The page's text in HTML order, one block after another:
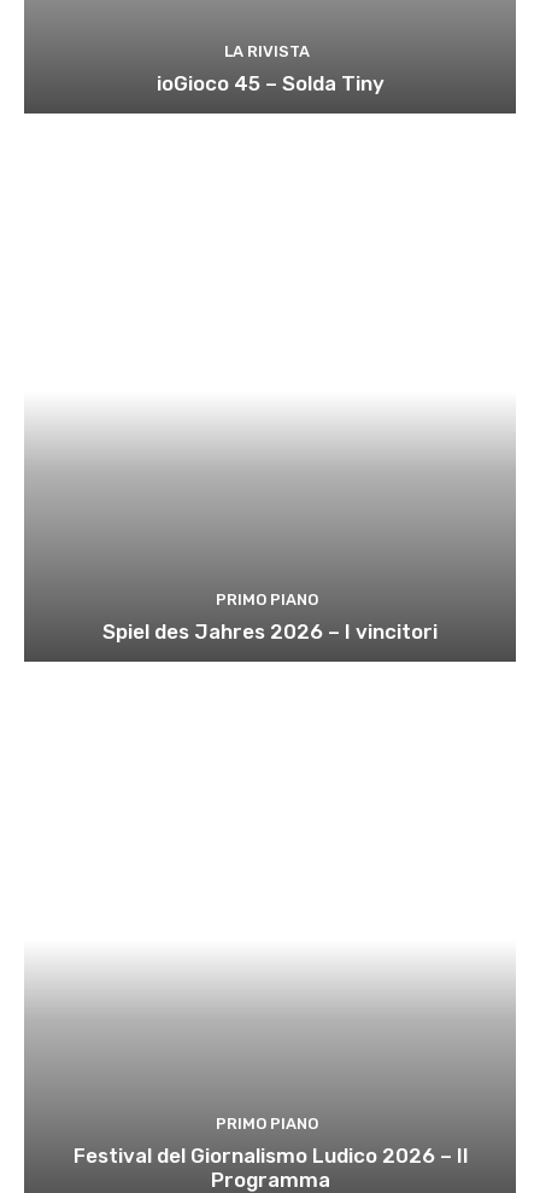
LA RIVISTA
ioGioco 45 – Solda Tiny
PRIMO PIANO
Spiel des Jahres 2026 – I vincitori
PRIMO PIANO
Festival del Giornalismo Ludico 2026 – Il
Programma